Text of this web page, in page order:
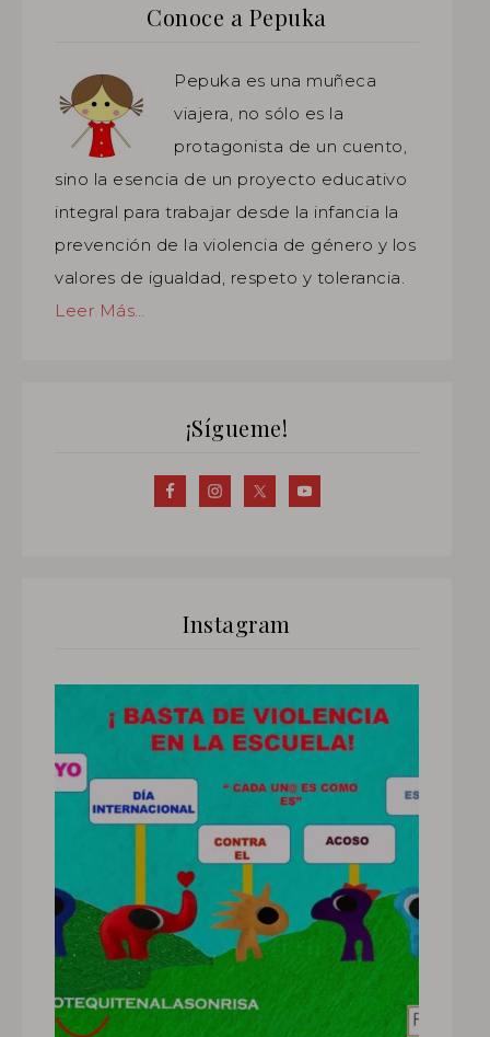
Conoce a Pepuka
Pepuka es una muñeca
viajera, no sólo es la
protagonista de un cuento,
sino la esencia de un proyecto educativo
integral para trabajar desde la infancia la
prevención de la violencia de género y los
valores de igualdad, respeto y tolerancia.
Leer Más…
¡Sígueme!
Instagram